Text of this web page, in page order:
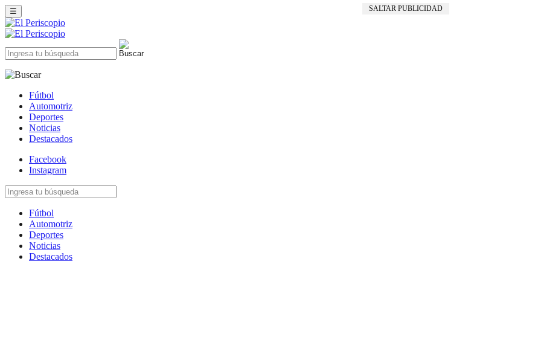
SALTAR PUBLICIDAD
☰
Fútbol
Automotriz
Deportes
Noticias
Destacados
Facebook
Instagram
Fútbol
Automotriz
Deportes
Noticias
Destacados